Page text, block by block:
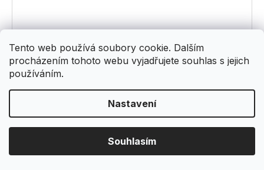
Tento web používá soubory cookie. Dalším
procházením tohoto webu vyjadřujete souhlas s jejich
používáním.
Nastavení
Souhlasím
Skladem(6 balení)
790 Kč/ balení